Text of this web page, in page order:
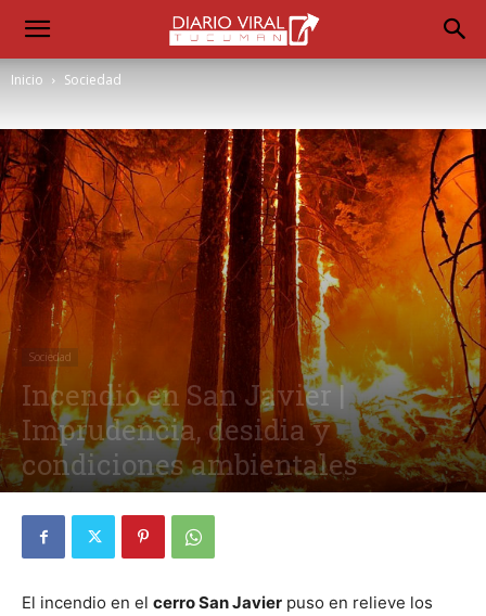
Inicio Sociedad
Sociedad
Incendio en San Javier |
Imprudencia, desidia y
condiciones ambientales
Por Diego Martín Suárez - 6 octubre, 2020
El incendio en el cerro San Javier puso en relieve los